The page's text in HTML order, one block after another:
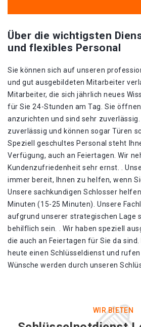
Über die wichtigsten
und flexibles Personal
Sie können sich auf unseren
und gut ausgebildeten Mitarbeiter
Mitarbeiter, die sich jährlich neues
für Sie 24-Stunden am Tag. Sie
anzurichten und sind sehr
zuverlässig und können sogar Türen
Speziell geschultes Personal steht
Verfügung, auch an Feiertagen. Wir
Kundenzufriedenheit sehr ernst. .
immer bereit, Ihnen zu helfen, wenn
Unsere sachkundigen Schlosser
Minuten (15-25 Minuten). Unsere
aufgrund unserer strategischen Lage
behilflich sein. . Wir haben speziell
die auch an Feiertagen für Sie da
heute einen Schlüsseldienst und rufen
Wünsche werden durch unseren
WIR BIETEN